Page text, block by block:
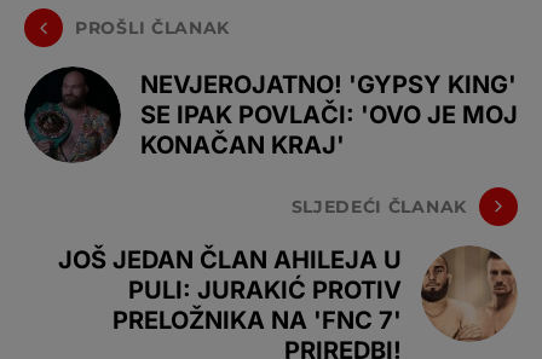
PROŠLI ČLANAK
NEVJEROJATNO! 'GYPSY KING'
SE IPAK POVLAČI: 'OVO JE MOJ
KONAČAN KRAJ'
SLJEDEĆI ČLANAK
JOŠ JEDAN ČLAN AHILEJA U
PULI: JURAKIĆ PROTIV
PRELOŽNIKA NA 'FNC 7'
PRIREDBI!